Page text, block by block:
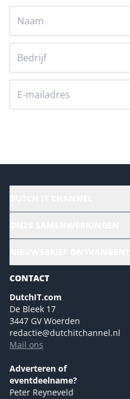
Magazines
Marketingmogelijkheden 2026
Eventmogelijkheden 2026
Advertising opportunities 2026 ENG
Event opportunities 2026 ENG
NL Digital
Versturen
CONTACT
DutchIT.com
De Bleek 17
3447 GV Woerden
redactie@dutchitchannel.nl
Mail ons
Adverteren of
eventdeelname?
Peter Reyneveld